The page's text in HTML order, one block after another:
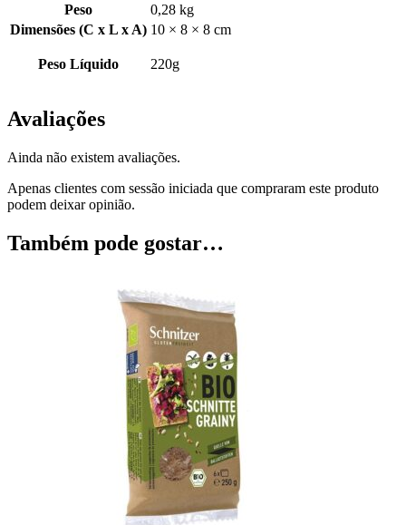
Peso
0,28 kg
Dimensões (C x L x A) 10 × 8 × 8 cm
Peso Líquido 220g
Avaliações
Ainda não existem avaliações.
Apenas clientes com sessão iniciada que compraram este produto
podem deixar opinião.
Também pode gostar…